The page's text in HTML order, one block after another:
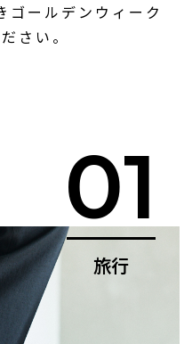
ゴールデンウィーク
さい。
01
旅行